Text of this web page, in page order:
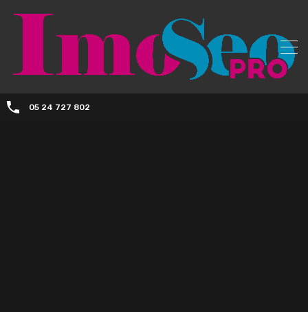
05 24 727 802